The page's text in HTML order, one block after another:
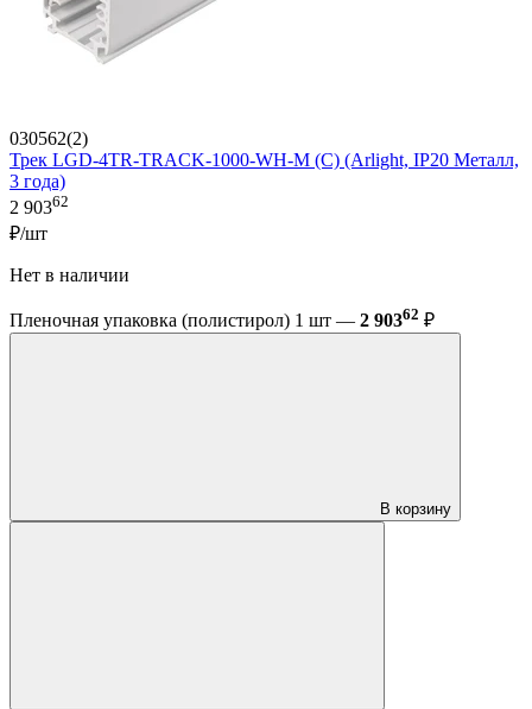
030562(2)
Трек LGD-4TR-TRACK-1000-WH-M (C) (Arlight, IP20 Металл,
3 года)
2 90362
₽/шт
Нет в наличии
Пленочная упаковка (полистирол) 1 шт — 2 90362 ₽
В корзину